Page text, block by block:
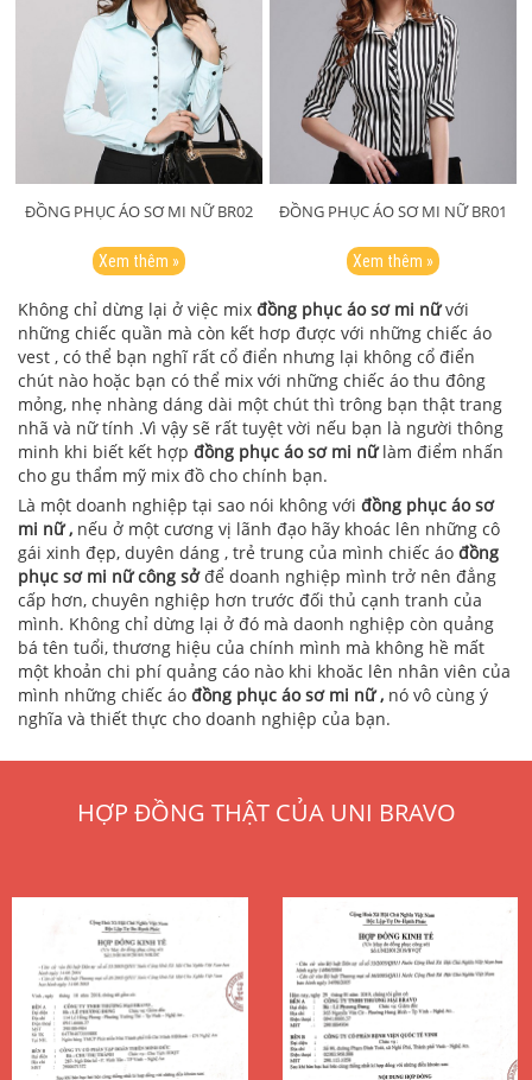
ĐỒNG PHỤC ÁO SƠ MI NỮ BR02
Xem thêm »
ĐỒNG PHỤC ÁO SƠ MI NỮ BR01
Xem thêm »
Không chỉ dừng lại ở việc mix đồng phục áo sơ mi nữvới
những chiếc quần mà còn kết hơp được với những chiếc áo
vest , có thể bạn nghĩ rất cổ điển nhưng lại không cổ điển
chút nào hoặc bạn có thể mix với những chiếc áo thu đông
mỏng, nhẹ nhàng dáng dài một chút thì trông bạn thật trang
nhã và nữ tính .Vì vậy sẽ rất tuyệt vời nếu bạn là người thông
minh khi biết kết hợp đồng phục áo sơ mi nữlàm điểm nhấn
cho gu thẩm mỹ mix đồ cho chính bạn.
Là một doanh nghiệp tại sao nói không với đồng phục áo sơ
mi nữ , nếu ở một cương vị lãnh đạo hãy khoác lên những cô
gái xinh đẹp, duyên dáng , trẻ trung của mình chiếc áo đồng
phục sơ mi nữ công sởđể doanh nghiệp mình trở nên đẳng
cấp hơn, chuyên nghiệp hơn trước đối thủ cạnh tranh của
mình. Không chỉ dừng lại ở đó mà daonh nghiệp còn quảng
bá tên tuổi, thương hiệu của chính mình mà không hề mất
một khoản chi phí quảng cáo nào khi khoăc lên nhân viên của
mình những chiếc áo đồng phục áo sơ mi nữ , nó vô cùng ý
nghĩa và thiết thực cho doanh nghiệp của bạn.
HỢP ĐỒNG THẬT CỦA UNI BRAVO